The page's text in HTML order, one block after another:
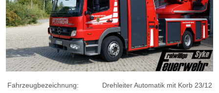
Fahrzeugbezeichnung:
Drehleiter Automatik mit Korb 23/12